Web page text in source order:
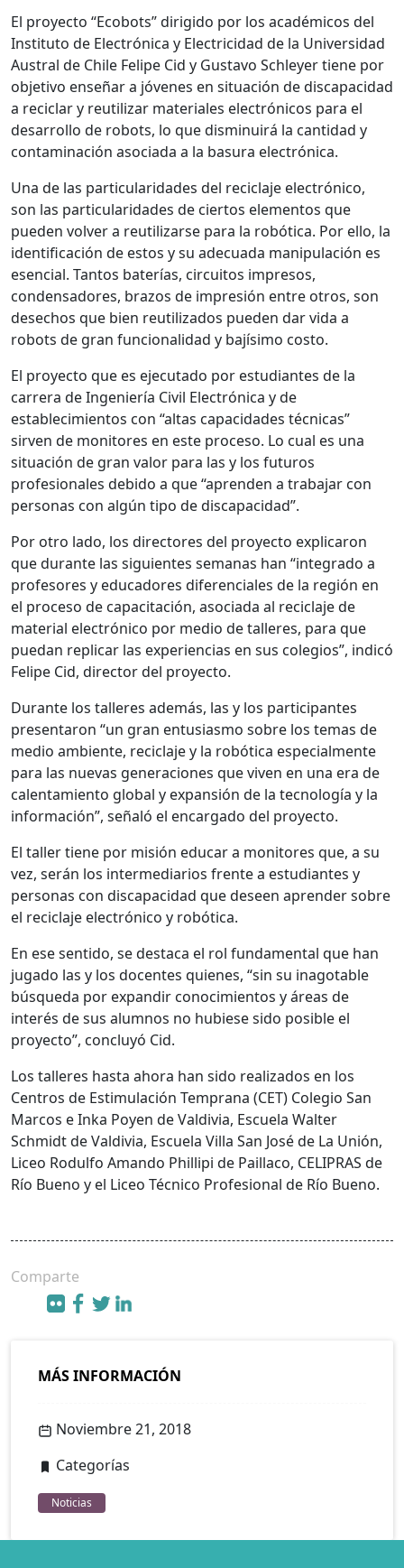
El proyecto “Ecobots” dirigido por los académicos del
Instituto de Electrónica y Electricidad de la Universidad
Austral de Chile Felipe Cid y Gustavo Schleyer tiene por
objetivo enseñar a jóvenes en situación de discapacidad
a reciclar y reutilizar materiales electrónicos para el
desarrollo de robots, lo que disminuirá la cantidad y
contaminación asociada a la basura electrónica.
Una de las particularidades del reciclaje electrónico,
son las particularidades de ciertos elementos que
pueden volver a reutilizarse para la robótica. Por ello, la
identificación de estos y su adecuada manipulación es
esencial. Tantos baterías, circuitos impresos,
condensadores, brazos de impresión entre otros, son
desechos que bien reutilizados pueden dar vida a
robots de gran funcionalidad y bajísimo costo.
El proyecto que es ejecutado por estudiantes de la
carrera de Ingeniería Civil Electrónica y de
establecimientos con “altas capacidades técnicas”
sirven de monitores en este proceso. Lo cual es una
situación de gran valor para las y los futuros
profesionales debido a que “aprenden a trabajar con
personas con algún tipo de discapacidad”.
Por otro lado, los directores del proyecto explicaron
que durante las siguientes semanas han “integrado a
profesores y educadores diferenciales de la región en
el proceso de capacitación, asociada al reciclaje de
material electrónico por medio de talleres, para que
puedan replicar las experiencias en sus colegios”, indicó
Felipe Cid, director del proyecto.
Durante los talleres además, las y los participantes
presentaron “un gran entusiasmo sobre los temas de
medio ambiente, reciclaje y la robótica especialmente
para las nuevas generaciones que viven en una era de
calentamiento global y expansión de la tecnología y la
información”, señaló el encargado del proyecto.
El taller tiene por misión educar a monitores que, a su
vez, serán los intermediarios frente a estudiantes y
personas con discapacidad que deseen aprender sobre
el reciclaje electrónico y robótica.
En ese sentido, se destaca el rol fundamental que han
jugado las y los docentes quienes, “sin su inagotable
búsqueda por expandir conocimientos y áreas de
interés de sus alumnos no hubiese sido posible el
proyecto”, concluyó Cid.
Los talleres hasta ahora han sido realizados en los
Centros de Estimulación Temprana (CET) Colegio San
Marcos e Inka Poyen de Valdivia, Escuela Walter
Schmidt de Valdivia, Escuela Villa San José de La Unión,
Liceo Rodulfo Amando Phillipi de Paillaco, CELIPRAS de
Río Bueno y el Liceo Técnico Profesional de Río Bueno.
Comparte
MÁS INFORMACIÓN
Noviembre 21, 2018
Categorías
Noticias